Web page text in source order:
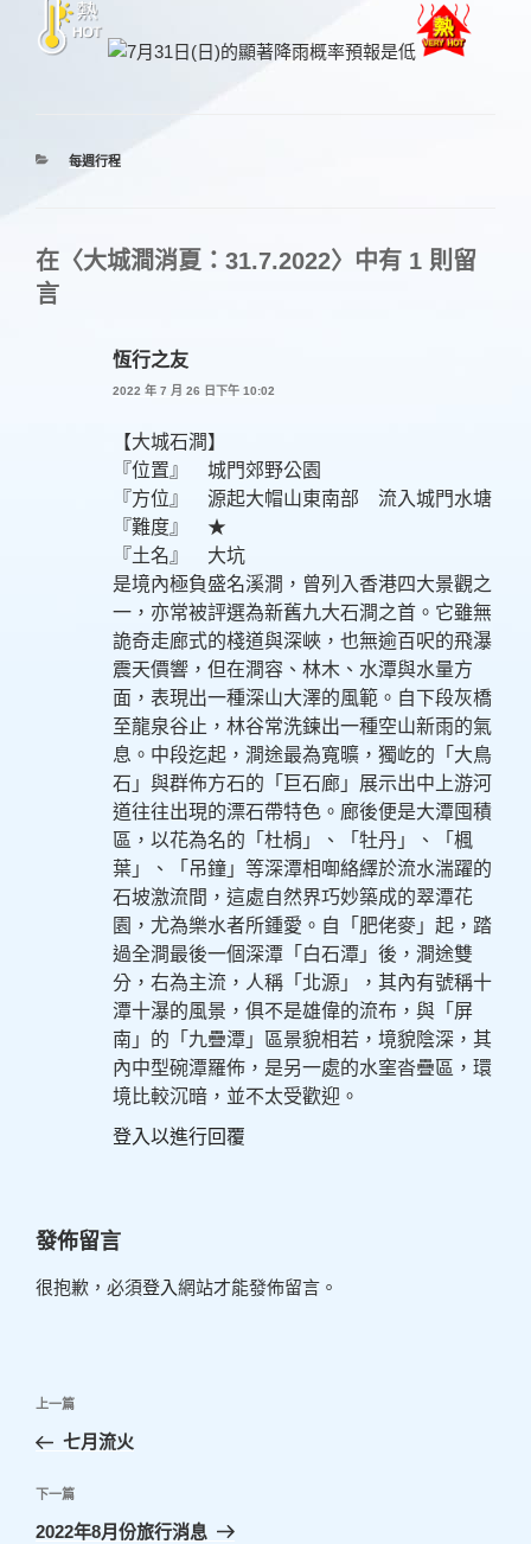
分
每週行程
在〈大城澗消夏：31.7.2022〉中有 1 則留
言
恆行之友
2022 年 7 月 26 日下午 10:02
【大城石澗】
『位置』 城門郊野公園
『方位』 源起大帽山東南部 流入城門水塘
『難度』 ★
『土名』 大坑
是境內極負盛名溪澗，曾列入香港四大景觀之
一，亦常被評選為新舊九大石澗之首。它雖無
詭奇走廊式的棧道與深峽，也無逾百呎的飛瀑
震天價響，但在澗容、林木、水潭與水量方
面，表現出一種深山大澤的風範。自下段灰橋
至龍泉谷止，林谷常洗鍊出一種空山新雨的氣
息。中段迄起，澗途最為寬曠，獨屹的「大鳥
石」與群佈方石的「巨石廊」展示出中上游河
道往往出現的漂石帶特色。廊後便是大潭囤積
區，以花為名的「杜梋」、「牡丹」、「楓
葉」、「吊鐘」等深潭相啣絡繹於流水湍躍的
石坡激流間，這處自然界巧妙築成的翠潭花
園，尤為樂水者所鍾愛。自「肥佬麥」起，踏
過全澗最後一個深潭「白石潭」後，澗途雙
分，右為主流，人稱「北源」，其內有號稱十
潭十瀑的風景，俱不是雄偉的流布，與「屏
南」的「九疊潭」區景貌相若，境貌陰深，其
內中型碗潭羅佈，是另一處的水窐沓疊區，環
境比較沉暗，並不太受歡迎。
登入以進行回覆
發佈留言
很抱歉，必須登入網站才能發佈留言。
文
導
覽
上
一
文
上一篇
七月流火
下
一
下一篇
2022年8月份旅行消息